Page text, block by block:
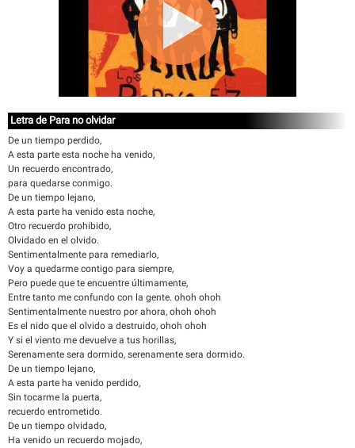
Letra de Para no olvidar
De un tiempo perdido,
A esta parte esta noche ha venido,
Un recuerdo encontrado,
para quedarse conmigo.
De un tiempo lejano,
A esta parte ha venido esta noche,
Otro recuerdo prohibido,
Olvidado en el olvido.
Sentimentalmente para remediarlo,
Voy a quedarme contigo para siempre,
Pero puede que te encuentre últimamente,
Entre tanto me confundo con la gente. ohoh ohoh
Sentimentalmente nuestro por ahora, ohoh ohoh
Es el nido que el olvido a destruido, ohoh ohoh
Y si el viento me devuelve a tus horillas,
Serenamente sera dormido, serenamente sera dormido.
De un tiempo lejano,
A esta parte ha venido perdido,
Sin tocarme la puerta,
recuerdo entrometido.
De un tiempo olvidado,
Ha venido un recuerdo mojado,